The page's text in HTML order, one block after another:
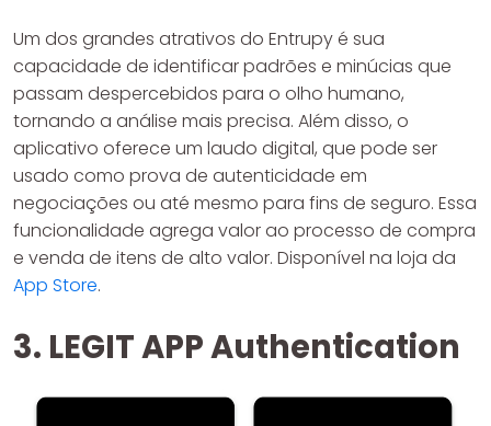
Um dos grandes atrativos do Entrupy é sua
capacidade de identificar padrões e minúcias que
passam despercebidos para o olho humano,
tornando a análise mais precisa. Além disso, o
aplicativo oferece um laudo digital, que pode ser
usado como prova de autenticidade em
negociações ou até mesmo para fins de seguro. Essa
funcionalidade agrega valor ao processo de compra
e venda de itens de alto valor. Disponível na loja da
App Store.
3. LEGIT APP Authentication